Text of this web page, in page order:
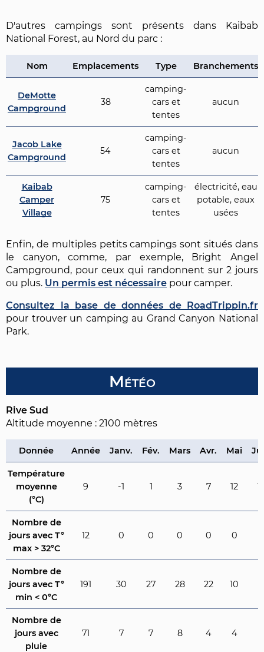
D'autres campings sont présents dans Kaibab
National Forest, au Nord du parc :
Nom Emplacements Type Branchements
DeMotte
Campground
38
camping-
cars et
tentes
aucun
Jacob Lake
Campground
54
camping-
cars et
tentes
aucun
Kaibab
Camper
Village
75
camping-
cars et
tentes
électricité, eau
potable, eaux
usées
Enfin, de multiples petits campings sont situés dans
le canyon, comme, par exemple, Bright Angel
Campground, pour ceux qui randonnent sur 2 jours
ou plus. Un permis est nécessaire pour camper.
Consultez la base de données de RoadTrippin.fr
pour trouver un camping au Grand Canyon National
Park.
Météo
Rive Sud
Altitude moyenne : 2100 mètres
Donnée Année Janv. Fév. Mars Avr. Mai
Température
moyenne
(°C)
9 -1 1 3 7 12
Nombre de
jours avec T°
max > 32°C
12 0 0 0 0 0
Nombre de
jours avec T°
min < 0°C
191 30 27 28 22 10
Nombre de
jours avec
pluie
71 7 7 8 4 4